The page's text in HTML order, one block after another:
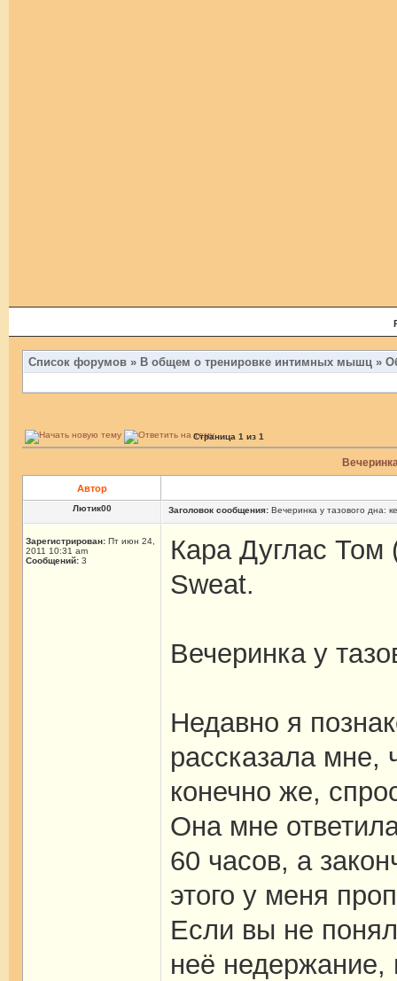
Список форумов » В общем о тренировке интимных мышц »
Страница 1 из 1
Автор
Лютик00 Заголовок сообщения: Вечеринка у тазового дна:
Зарегистрирован: Пт июн 24,
2011 10:31 am
Сообщений: 3
Кара Дуглас Том
Sweat.
Вечеринка у
Недавно я
рассказала мне,
конечно же,
Она мне
60 часов, а
этого у меня
Если вы не
неё недержание,